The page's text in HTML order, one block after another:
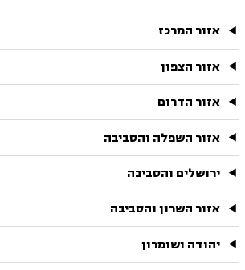
אזור המרכז
אזור הצפון
אזור הדרום
אזור השפלה והסביבה
ירושלים והסביבה
אזור השרון והסביבה
יהודה ושומרון